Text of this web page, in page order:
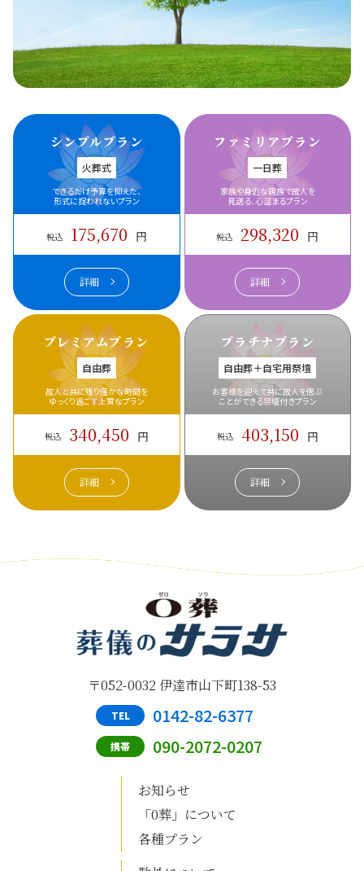
シンプルプラン
火葬式
できるだけ予算を抑えた、
形式に捉われないプラン
税込 175,670 円
詳細
ファミリアプラン
一日葬
家族や身近な親族で故人を
見送る、心温まるプラン
税込 298,320 円
詳細
プレミアムプラン
自由葬
故人と共に残り僅かな時間を
ゆっくり過ごす上質なプラン
税込 340,450 円
詳細
プラチナプラン
自由葬＋自宅用祭壇
お客様を迎えて共に故人を偲ぶ
ことができる祭壇付きプラン
税込 403,150 円
詳細
〒052-0032 伊達市山下町138-53
TEL 0142-82-6377
携帯 090-2072-0207
お知らせ
「0葬」について
各種プラン